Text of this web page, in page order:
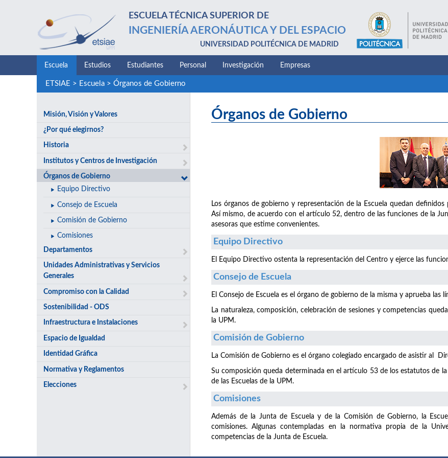
ESCUELA TÉCNICA SUPERIOR DE
INGENIERÍA AERONÁUTICA Y DEL ESPACIO
UNIVERSIDAD POLITÉCNICA DE MADRID
Escuela Estudios Estudiantes Personal Investigación Empresas
ETSIAE > Escuela> Órganos de Gobierno
Misión, Visión y Valores
¿Por qué elegirnos?
Historia
Institutos y Centros de Investigación
Órganos de Gobierno
Equipo Directivo
Consejo de Escuela
Comisión de Gobierno
Comisiones
Departamentos
Unidades Administrativas y Servicios
Generales
Compromiso con la Calidad
Sostenibilidad - ODS
Infraestructura e Instalaciones
Espacio de Igualdad
Identidad Gráfica
Normativa y Reglamentos
Elecciones
Órganos de Gobierno
Los órganos de gobierno y representación de la Escuela quedan
Así mismo, de acuerdo con el artículo 52, dentro de las funciones de la
asesoras que estime convenientes.
Equipo Directivo
El Equipo Directivo ostenta la representación del Centro y ejerce las
Consejo de Escuela
El Consejo de Escuela es el órgano de gobierno de la misma y aprueba las
La naturaleza, composición, celebración de sesiones y competencias
la UPM.
Comisión de Gobierno
La Comisión de Gobierno es el órgano colegiado encargado de asistir al
Su composición queda determinada en el artículo 53 de los estatutos de
de las Escuelas de la UPM.
Comisiones
Además de la Junta de Escuela y de la Comisión de Gobierno, la
comisiones. Algunas contempladas en la normativa propia de la
competencias de la Junta de Escuela.